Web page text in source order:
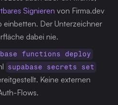
Signieren von Firma.dev
einbetten. Der Unterzeichner
dabei nie.
functions deploy
supabase secrets set
Keine externen
Flows.